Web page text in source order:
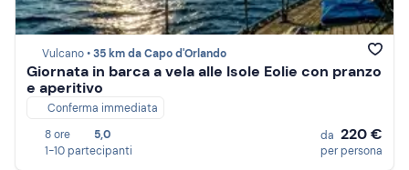
Vulcano •35 km da Capo d'Orlando
Giornata in barca a vela alle Isole Eolie con pranzo
e aperitivo
Conferma immediata
8 ore
5,0
1-10 partecipanti
da 220 €
per persona